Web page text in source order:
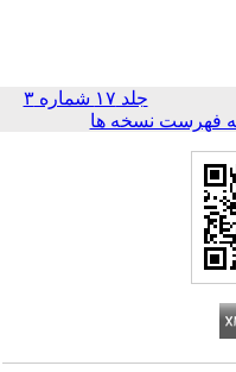
جلد ۱۷ شماره ۳
فهرست نسخه ها